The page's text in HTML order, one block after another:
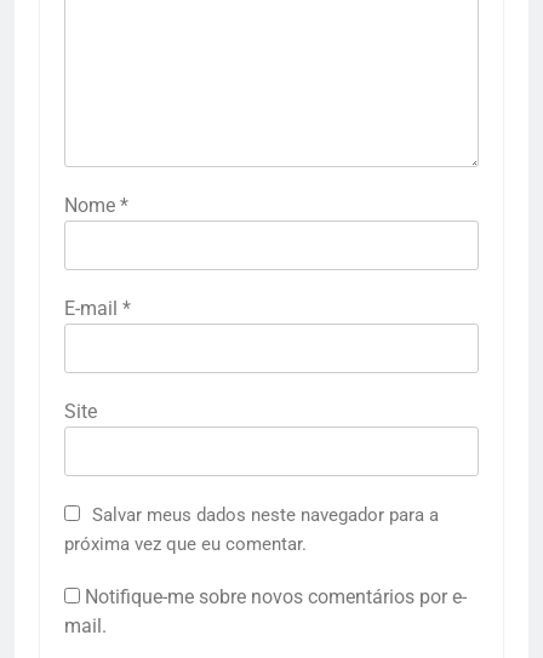
Nome *
E-mail *
Site
Salvar meus dados neste navegador para a
próxima vez que eu comentar.
Notifique-me sobre novos comentários por e-
mail.